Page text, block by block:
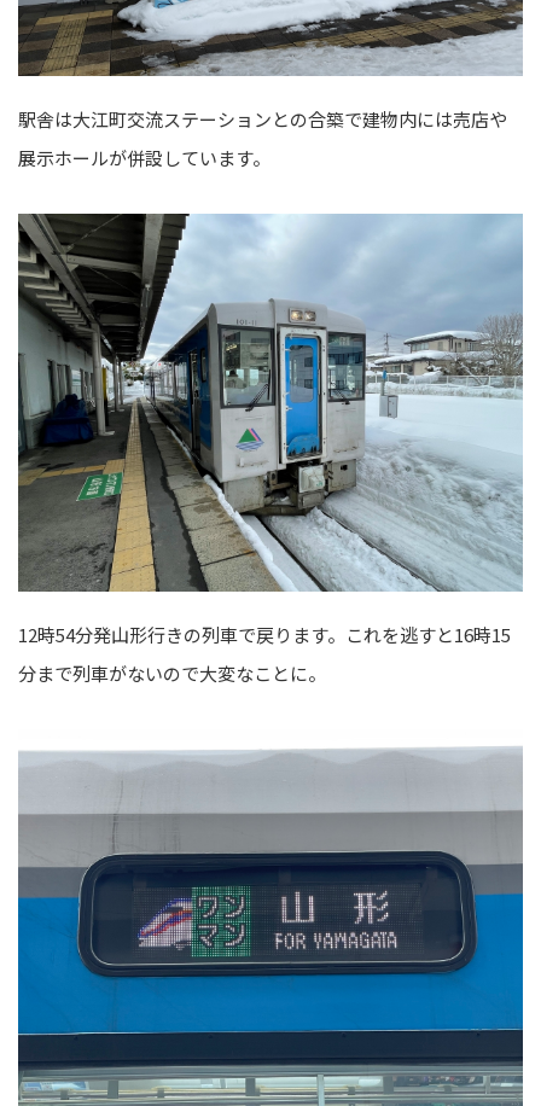
駅舎は大江町交流ステーションとの合築で建物内には売店や
展示ホールが併設しています。
12時54分発山形行きの列車で戻ります。これを逃すと16時15
分まで列車がないので大変なことに。